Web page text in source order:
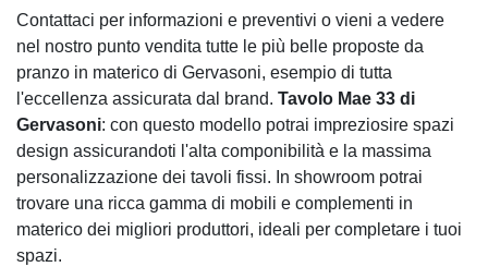
Contattaci per informazioni e preventivi o vieni a vedere
nel nostro punto vendita tutte le più belle proposte da
pranzo in materico di Gervasoni, esempio di tutta
l'eccellenza assicurata dal brand. Tavolo Mae 33 di
Gervasoni: con questo modello potrai impreziosire spazi
design assicurandoti l'alta componibilità e la massima
personalizzazione dei tavoli fissi. In showroom potrai
trovare una ricca gamma di mobili e complementi in
materico dei migliori produttori, ideali per completare i tuoi
spazi.